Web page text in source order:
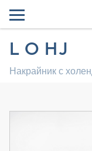
L O HJ
Накрайник с